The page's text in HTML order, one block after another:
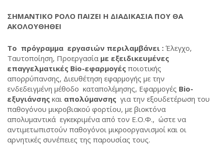
ΣΗΜΑΝΤΙΚΟ ΡΟΛΟ ΠΑΙΖΕΙ Η ΔΙΑΔΙΚΑΣΙΑ ΠΟΥ ΘΑ
ΑΚΟΛΟΥΘΗΘΕΙ
Το πρόγραμμα εργασιών περιλαμβάνει : Έλεγχο,
Ταυτοποίηση, Προεργασία με εξειδικευμένες
επαγγελματικές Bio-εφαρμογές ποιοτικής
απορρύπανσης, Διευθέτηση εφαρμογής με την
ενδεδειγμένη μέθοδο καταπολέμησης, Εφαρμογές Bio-
εξυγιάνσης και απολύμανσης για την εξουδετέρωση του
παθογόνου μικροβιακού φορτίου, με βιοκτόνα
απολυμαντικά εγκεκριμένα από τον Ε.Ο.Φ., ώστε να
αντιμετωπιστούν παθογόνοι μικροοργανισμοί και οι
αρνητικές συνέπειες της παρουσίας τους.